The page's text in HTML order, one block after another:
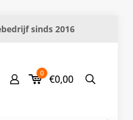
sinds 2016
0 €0,00